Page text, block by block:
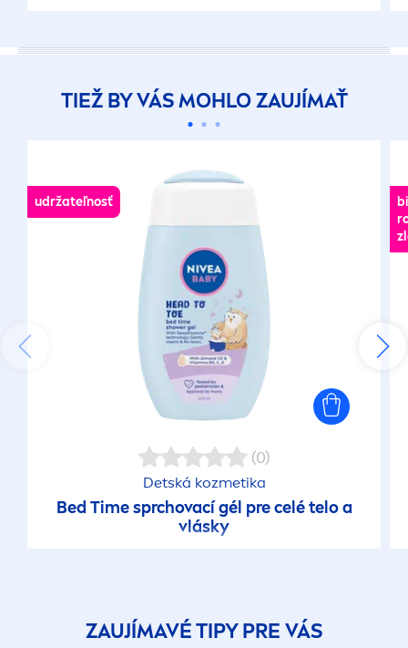
TIEŽ BY VÁS MOHLO ZAUJÍMAŤ
udržateľnosť
(0)
Detská kozmetika
Bed Time sprchovací gél pre celé telo a
vlásky
ZAUJÍMAVÉ TIPY PRE VÁS